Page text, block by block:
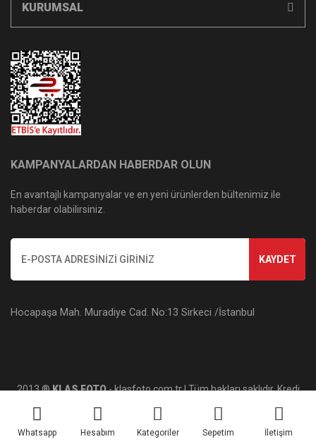
Whatsapp Hesabım Kategoriler Sepetim İletişim
KURUMSAL
KAMPANYALARDAN HABERDAR OLUN
En avantajlı kampanyalar ve en yeni ürünlerden bültenimiz ile
haberdar olabilirsiniz.
KAYDET
Hocapaşa Mah. Muradiye Cad. No:13 Sirkeci /İstanbul
2013 ®KLAS FOTO- klasfoto.com.tr | Tüm hakları saklıdır. Kredi